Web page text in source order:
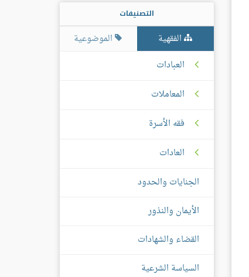
التصنيفات
الفقهية
الموضوعية
العبادات
المعاملات
فقه الأسرة
العادات
الجنايات والحدود
الأيمان والنذور
القضاء والشهادات
السياسة الشرعية